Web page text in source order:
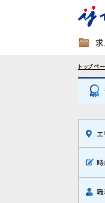
トップペ
エ